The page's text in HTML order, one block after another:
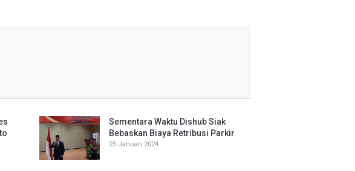
Sementara Waktu Dishub Siak
Bebaskan Biaya Retribusi Parkir
25 Januari 2024